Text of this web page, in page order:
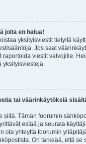
joita en halua!
yksityisviestit tietyltä
Jos saat
raportoida viestit valvojille.
yksityisviestejä.
tai väärinkäytöksiä
siitä. Tämän foorumin
estää ja seurata
ota yhteyttä foorumin
On tärkeää, että se